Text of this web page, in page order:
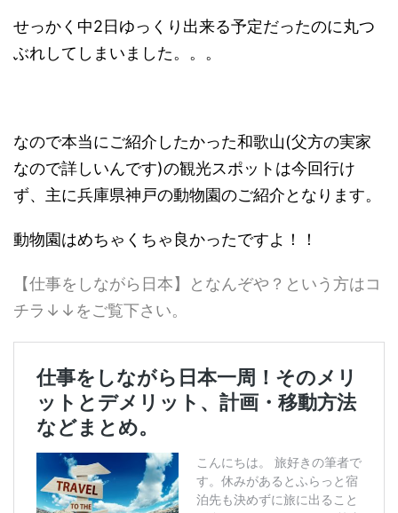
せっかく中2日ゆっくり出来る予定だったのに丸つ
ぶれしてしまいました。。。
なので本当にご紹介したかった和歌山(父方の実家
なので詳しいんです)の観光スポットは今回行け
ず、主に兵庫県神戸の動物園のご紹介となります。
動物園はめちゃくちゃ良かったですよ！！
【仕事をしながら日本】となんぞや？という方はコ
チラ↓↓をご覧下さい。